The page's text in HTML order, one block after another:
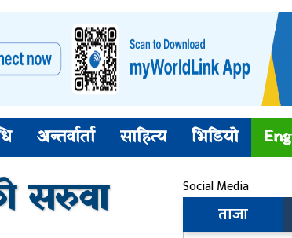
अन्तर्वार्ता साहित्य भिडियो
सरुवा
Social Media
ताजा